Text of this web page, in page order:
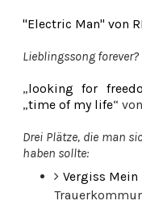
"Electric Man" von
Lieblingssong forever?
„looking for
„time of my life“
Drei Plätze, die man
haben sollte:
Vergiss Mein